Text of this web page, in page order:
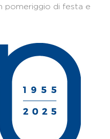
pomeriggio di festa e